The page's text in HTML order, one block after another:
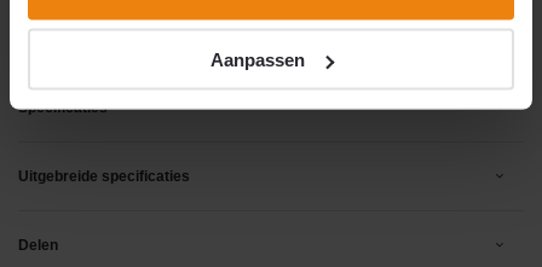
Aanpassen
Specificaties
Uitgebreide specificaties
Delen